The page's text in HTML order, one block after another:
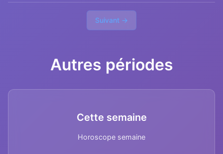
Suivant →
Autres périodes
Cette semaine
Horoscope semaine